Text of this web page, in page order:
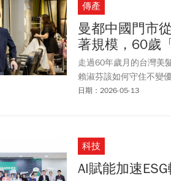
傳產
曼都中國門市
著規模，60歲
走過60年歲月的台灣美
賴淑芬該如何守住不變
日期：2026-05-13
科技
AI賦能加速